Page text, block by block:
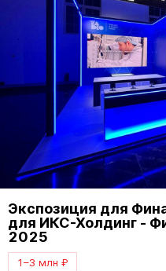
Экспозиция для
для ИКС-Холдинг -
2025
1–3 млн ₽